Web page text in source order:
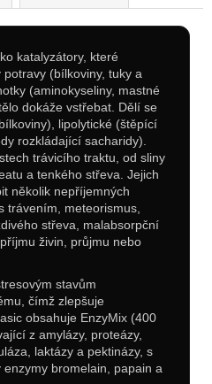
katalyzátory, které
(bílkoviny, tuky a
(aminokyseliny, mastné
dokáže vstřebat. Dělí se
lipolytické (štěpící
rozkládající sacharidy).
trávicího traktu, od sliny
a tenkého střeva. Jejich
několik nepříjemných
trávením, meteorismus,
střeva, malabsorpční
živin, průjmu nebo
stavům
čímž zlepšuje
obsahuje EnzyMix (400
z amylázy, proteázy,
laktázy a pektinázy, s
bromelain, papain a